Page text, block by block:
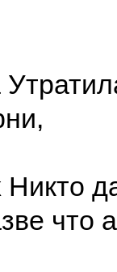
Никто
что